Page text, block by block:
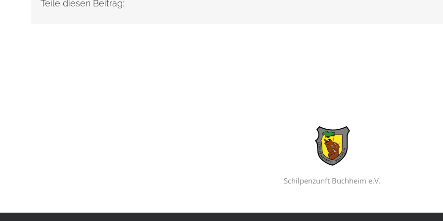
Teile diesen Beitrag:
Schilpenzunft Buchheim e.V.